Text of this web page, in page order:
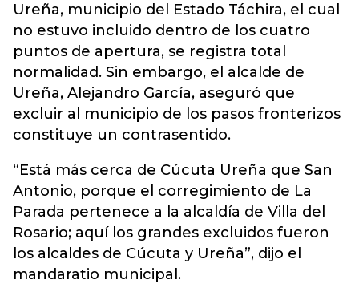
Ureña, municipio del Estado Táchira, el cual
no estuvo incluido dentro de los cuatro
puntos de apertura, se registra total
normalidad. Sin embargo, el alcalde de
Ureña, Alejandro García, aseguró que
excluir al municipio de los pasos fronterizos
constituye un contrasentido.
“Está más cerca de Cúcuta Ureña que San
Antonio, porque el corregimiento de La
Parada pertenece a la alcaldía de Villa del
Rosario; aquí los grandes excluidos fueron
los alcaldes de Cúcuta y Ureña”, dijo el
mandaratio municipal.